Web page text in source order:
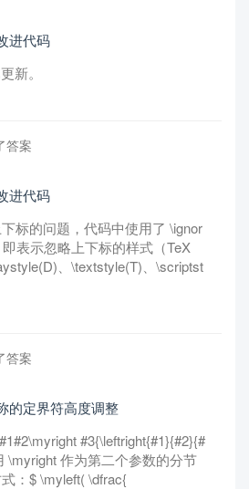
进代码
新。
答案
进代码
标的问题，代码中使用了 \ignor
表示忽略上下标的样式（TeX
、\textstyle(T)、\scriptst
答案
的定界符高度调整
#3{\leftright{#1}{#2}{#
\myright 作为第二个参数的分节
：$ \myleft( \dfrac{